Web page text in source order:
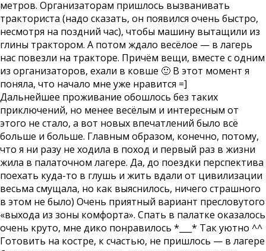
метров. Организаторам пришлось вызванивать
тракториста (надо сказать, он появился очень быстро,
несмотря на поздний час), чтобы машину вытащили из
глины трактором. А потом ждало весёлое — в лагерь
нас повезли на тракторе. Причём вещи, вместе с одним
из организаторов, ехали в ковше 🙂 В этот момент я
поняла, что начало мне уже нравится =]
Дальнейшее проживание обошлось без таких
приключений, но менее весёлым и интересным от
этого не стало, а вот новых впечатлений было всё
больше и больше. Главным образом, конечно, потому,
что я ни разу не ходила в поход и первый раз в жизни
жила в палаточном лагере. Да, до поездки перспектива
поехать куда-то в глушь и жить вдали от цивилизации
весьма смущала, но как выяснилось, ничего страшного
в этом не было) Очень приятный вариант пресловутого
«выхода из зоны комфорта». Спать в палатке оказалось
очень круто, мне дико понравилось *___* Так уютно ^^
Готовить на костре, к счастью, не пришлось — в лагере